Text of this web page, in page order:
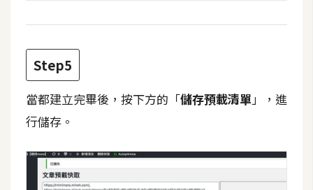
工
免
費
空
Step5
當都建立完畢後，按下方的「儲存預載清單」，進
行儲存。